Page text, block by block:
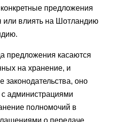
предложения
или влиять на Шотландию
предложения касаются
на хранение, и
законодательства, оно
с администрациями
полномочий в